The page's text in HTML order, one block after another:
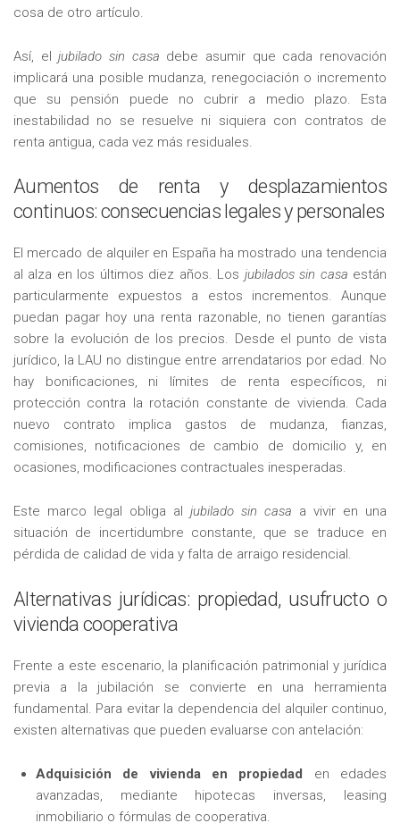
cosa de otro artículo.
Así, eljubilado sin casa debe asumir que cada renovación
implicará una posible mudanza, renegociación o incremento
que su pensión puede no cubrir a medio plazo. Esta
inestabilidad no se resuelve ni siquiera con contratos de
renta antigua, cada vez más residuales.
Aumentos de renta y desplazamientos
continuos: consecuencias legales y personales
El mercado de alquiler en España ha mostrado una tendencia
al alza en los últimos diez años. Los jubilados sin casa están
particularmente expuestos a estos incrementos. Aunque
puedan pagar hoy una renta razonable, no tienen garantías
sobre la evolución de los precios. Desde el punto de vista
jurídico, la LAU no distingue entre arrendatarios por edad. No
hay bonificaciones, ni límites de renta específicos, ni
protección contra la rotación constante de vivienda. Cada
nuevo contrato implica gastos de mudanza, fianzas,
comisiones, notificaciones de cambio de domicilio y, en
ocasiones, modificaciones contractuales inesperadas.
Este marco legal obliga al jubilado sin casa a vivir en una
situación de incertidumbre constante, que se traduce en
pérdida de calidad de vida y falta de arraigo residencial.
Alternativas jurídicas: propiedad, usufructo o
vivienda cooperativa
Frente a este escenario, la planificación patrimonial y jurídica
previa a la jubilación se convierte en una herramienta
fundamental. Para evitar la dependencia del alquiler continuo,
existen alternativas que pueden evaluarse con antelación:
Adquisición de vivienda en propiedad en edades
avanzadas, mediante hipotecas inversas, leasing
inmobiliario o fórmulas de cooperativa.